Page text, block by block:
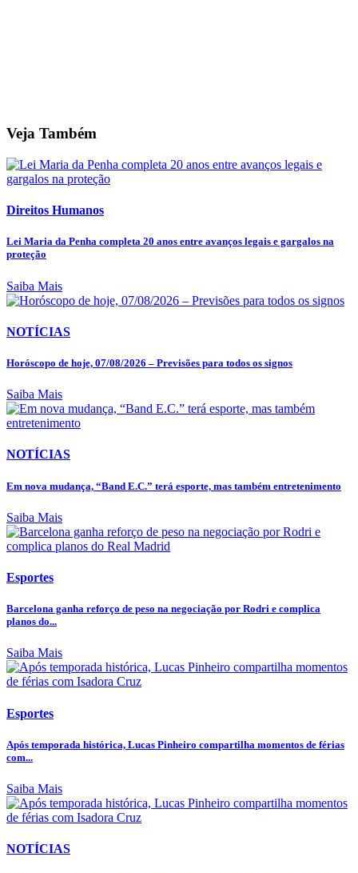
Veja Também
Direitos Humanos
Lei Maria da Penha completa 20 anos entre avanços legais e gargalos na
proteção
Saiba Mais
NOTÍCIAS
Horóscopo de hoje, 07/08/2026 – Previsões para todos os signos
Saiba Mais
NOTÍCIAS
Em nova mudança, “Band E.C.” terá esporte, mas também entretenimento
Saiba Mais
Esportes
Barcelona ganha reforço de peso na negociação por Rodri e complica
planos do...
Saiba Mais
Esportes
Após temporada histórica, Lucas Pinheiro compartilha momentos de férias
com...
Saiba Mais
NOTÍCIAS